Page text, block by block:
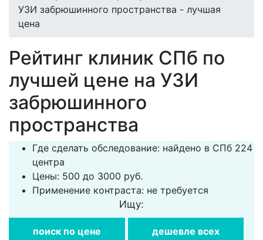
УЗИ забрюшинного пространства - лучшая
цена
Рейтинг клиник СПб по
лучшей цене на УЗИ
забрюшинного
пространства
Где сделать обследование: найдено в СПб 224
центра
Цены: 500 до 3000 руб.
Применение контраста: не требуется
Ищу:
поиск по цене дешевле всех